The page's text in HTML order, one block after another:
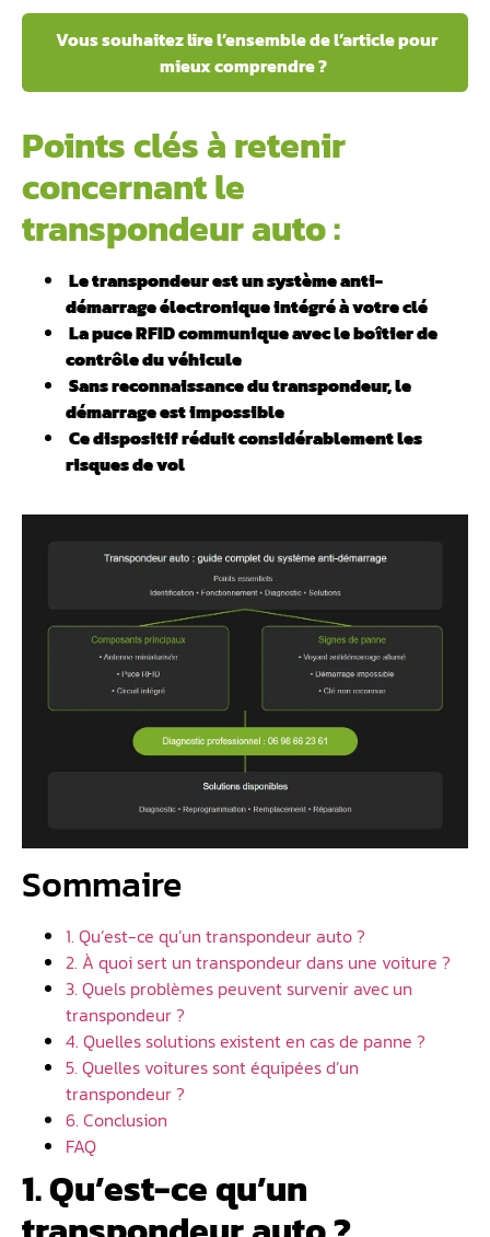
Vous souhaitez lire l’ensemble de l’article pour
mieux comprendre ?
Points clés à retenir
concernant le
transpondeur auto :
Le transpondeur est un systèmeanti-
démarrage électronique intégré à votre clé
La puce RFID communique avec le boîtier de
contrôle du véhicule
Sans reconnaissance du transpondeur, le
démarrage est impossible
️ Ce dispositif réduit considérablement les
risques de vol
Sommaire
1. Qu’est-ce qu’un transpondeur auto ?
2. À quoi sert un transpondeur dans une voiture ?
3. Quels problèmes peuvent survenir avec un
transpondeur ?
4. Quelles solutions existent en cas de panne ?
5. Quelles voitures sont équipées d’un
transpondeur ?
6. Conclusion
FAQ
1. Qu’est-ce qu’un